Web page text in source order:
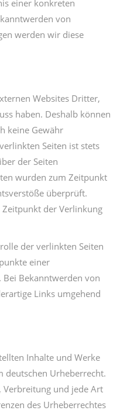
einer konkreten
von
werden wir diese
Websites Dritter,
haben. Deshalb können
keine Gewähr
Seiten ist stets
der Seiten
wurden zum Zeitpunkt
überprüft.
der Verlinkung
der verlinkten Seiten
einer
Bekanntwerden von
Links umgehend
Inhalte und Werke
deutschen Urheberrecht.
Verbreitung und jede Art
des Urheberrechtes